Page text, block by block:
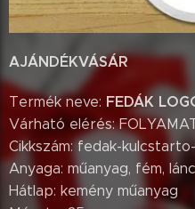
AJÁNDÉKVÁSÁR
Termék neve: FEDÁK
Várható elérés:
Cikkszám: fedak-
Anyaga: műanyag, fém, lánc
Hátlap: kemény műanyag